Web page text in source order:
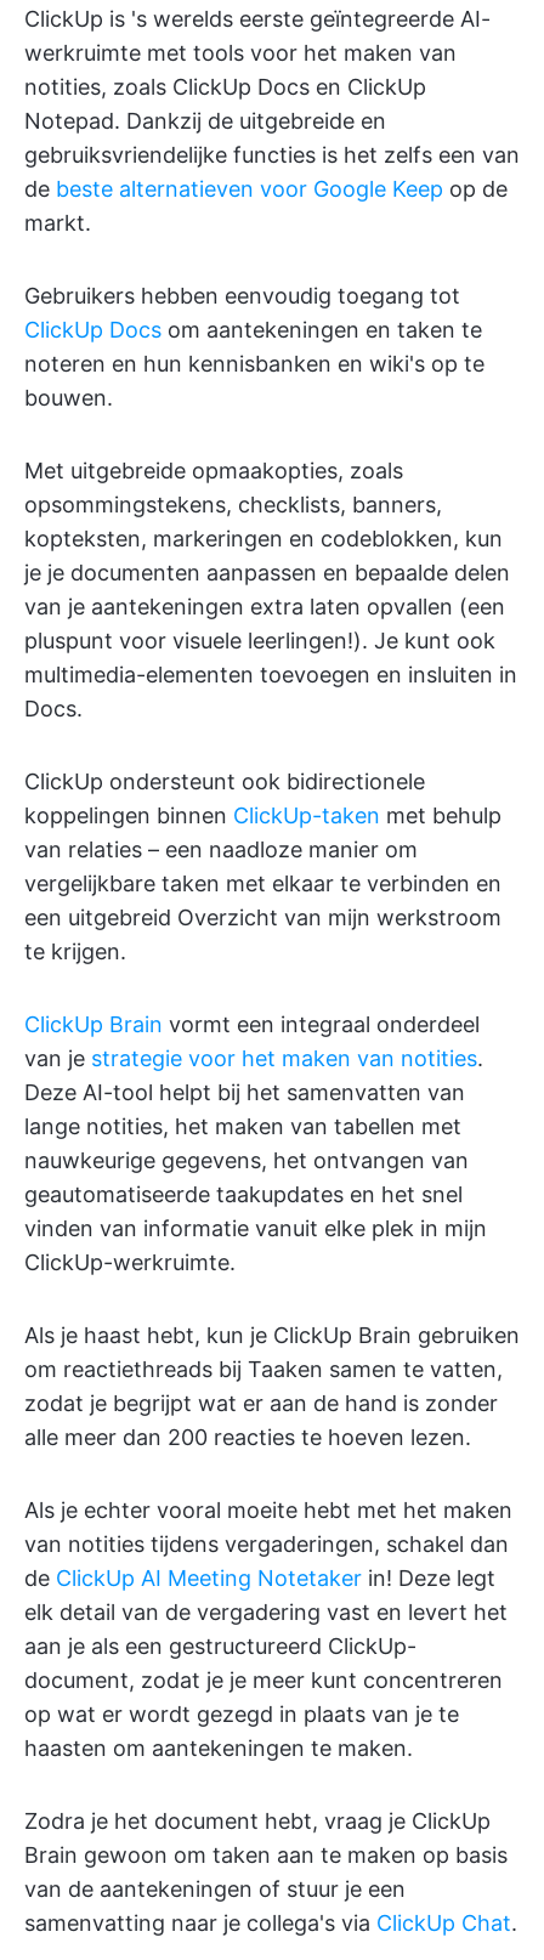
ClickUp is 's werelds eerste geïntegreerde AI-
werkruimte met tools voor het maken van
notities, zoals ClickUp Docs en ClickUp
Notepad. Dankzij de uitgebreide en
gebruiksvriendelijke functies is het zelfs een van
de beste alternatieven voor Google Keep op de
markt.
Gebruikers hebben eenvoudig toegang tot
ClickUp Docs om aantekeningen en taken te
noteren en hun kennisbanken en wiki's op te
bouwen.
Met uitgebreide opmaakopties, zoals
opsommingstekens, checklists, banners,
kopteksten, markeringen en codeblokken, kun
je je documenten aanpassen en bepaalde delen
van je aantekeningen extra laten opvallen (een
pluspunt voor visuele leerlingen!). Je kunt ook
multimedia-elementen toevoegen en insluiten in
Docs.
ClickUp ondersteunt ook bidirectionele
koppelingen binnen ClickUp-taken met behulp
van relaties – een naadloze manier om
vergelijkbare taken met elkaar te verbinden en
een uitgebreid Overzicht van mijn werkstroom
te krijgen.
ClickUp Brain vormt een integraal onderdeel
van je strategie voor het maken van notities.
Deze AI-tool helpt bij het samenvatten van
lange notities, het maken van tabellen met
nauwkeurige gegevens, het ontvangen van
geautomatiseerde taakupdates en het snel
vinden van informatie vanuit elke plek in mijn
ClickUp-werkruimte.
Als je haast hebt, kun je ClickUp Brain gebruiken
om reactiethreads bij Taaken samen te vatten,
zodat je begrijpt wat er aan de hand is zonder
alle meer dan 200 reacties te hoeven lezen.
Als je echter vooral moeite hebt met het maken
van notities tijdens vergaderingen, schakel dan
de ClickUp AI Meeting Notetaker in! Deze legt
elk detail van de vergadering vast en levert het
aan je als een gestructureerd ClickUp-
document, zodat je je meer kunt concentreren
op wat er wordt gezegd in plaats van je te
haasten om aantekeningen te maken.
Zodra je het document hebt, vraag je ClickUp
Brain gewoon om taken aan te maken op basis
van de aantekeningen of stuur je een
samenvatting naar je collega's via ClickUp Chat.